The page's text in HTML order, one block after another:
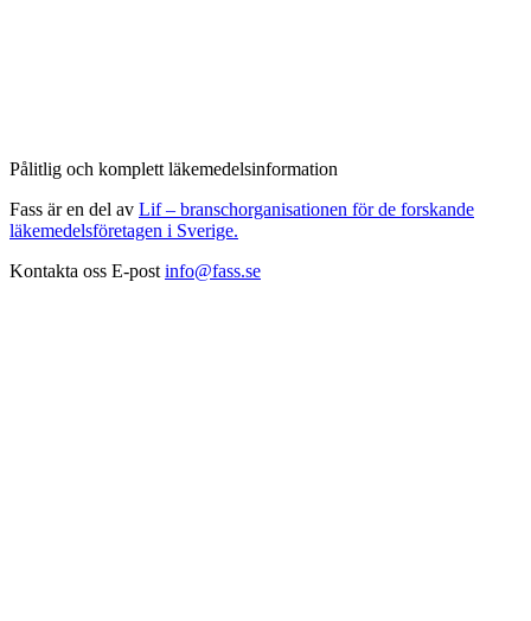
Pålitlig och komplett läkemedelsinformation
Fass är en del av Lif – branschorganisationen för de forskande
läkemedelsföretagen i Sverige.
Kontakta oss E-post info@fass.se